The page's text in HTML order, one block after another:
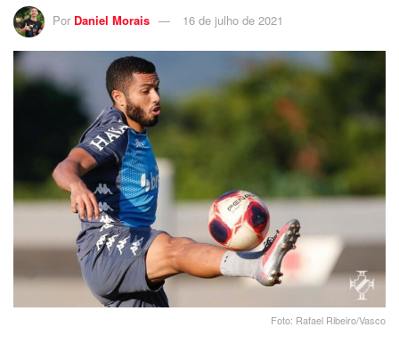
Por Daniel Morais 16 de julho de 2021
Foto: Rafael Ribeiro/Vasco